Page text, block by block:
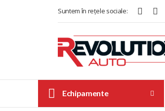
Suntem în rețele sociale:
Echipamente